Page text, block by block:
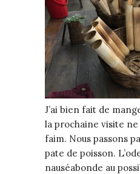
J’ai bien fait de
la prochaine visite
faim. Nous passons
pate de poisson.
nauséabonde au